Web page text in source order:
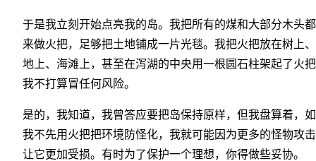
于是我立刻开始点亮我的岛。我把所有的煤和大部分木头
来做火把，足够把土地铺成一片光毯。我把火把放在树上
地上、海滩上，甚至在泻湖的中央用一根圆石柱架起了火
我不打算冒任何风险。
是的，我知道，我曾答应要把岛保持原样，但我盘算着，
我不先用火把把环境防怪化，我就可能因为更多的怪物攻
让它更加受损。有时为了保护一个理想，你得做些妥协。